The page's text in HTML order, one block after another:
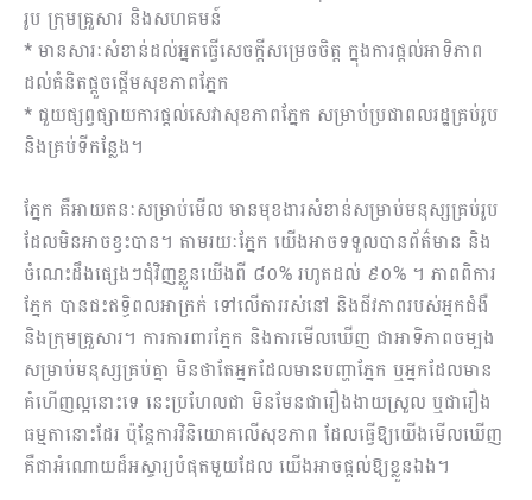
រូប ក្រុមគ្រួសារ និងសហគមន៍
* មានសារៈសំខាន់ដល់អ្នកធ្វើសេចក្តីសម្រេចចិត្ត ក្នុងការផ្តល់អាទិភាព
ដល់គំនិតផ្ដួចផ្ដើមសុខភាពភ្នែក
* ជួយផ្សព្វផ្សាយការផ្តល់សេវាសុខភាពភ្នែក សម្រាប់ប្រជាពលរដ្ឋគ្រប់រូប
និងគ្រប់ទីកន្លែង។
ភ្នែក គឺអាយតនៈសម្រាប់មើល មានមុខងារសំខាន់សម្រាប់មនុស្សគ្រប់រូប
ដែលមិនអាចខ្វះបាន។ តាមរយៈភ្នែក យើងអាចទទួលបានព័ត៌មាន និង
ចំណេះដឹងផ្សេងៗជុំវិញខ្លួនយើងពី ៨០% រហូតដល់ ៩០% ។ ភាពពិការ
ភ្នែក បានជះឥទ្ធិពលអាក្រក់ ទៅលើការរស់នៅ និងជីវភាពរបស់អ្នកជំងឺ
និងក្រុមគ្រួសារ។ ការការពារភ្នែក និងការមើលឃើញ ជាអាទិភាពចម្បង
សម្រាប់មនុស្សគ្រប់គ្នា មិនថាតែអ្នកដែលមានបញ្ហាភ្នែក ឬអ្នកដែលមាន
គំហើញល្អនោះទេ នេះប្រហែលជា មិនមែនជារឿងងាយស្រួល ឬជារឿង
ធម្មតានោះដែរ ប៉ុន្តែការវិនិយោគលើសុខភាព ដែលធ្វើឱ្យយើងមើលឃើញ
គឺជាអំណោយដ៏អស្ចារ្យបំផុតមួយដែល យើងអាចផ្តល់ឱ្យខ្លួនឯង។